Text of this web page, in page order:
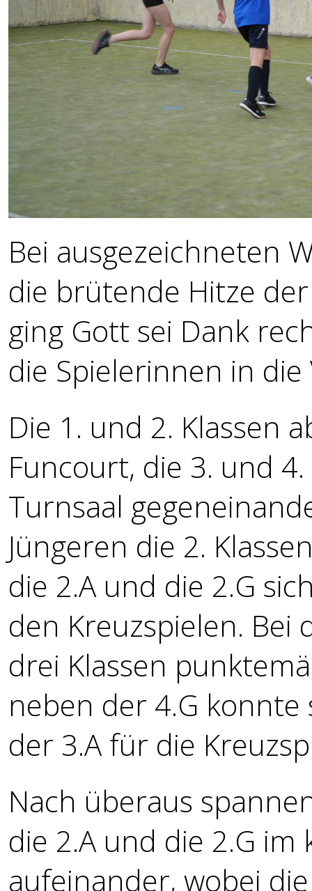
Bei ausgezeichneten
die brütende Hitze
ging Gott sei Dank
die Spielerinnen in
Die 1. und 2. Klassen
Funcourt, die 3. und
Turnsaal
Jüngeren die 2.
die 2.A und die 2.G
den Kreuzspielen. Bei
drei Klassen
neben der 4.G
der 3.A für die
Nach überaus
die 2.A und die 2.G
aufeinander, wobei